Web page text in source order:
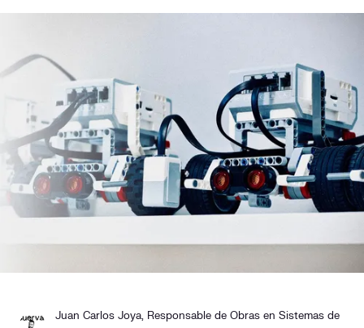
Contacto
Juan Carlos Joya, Responsable de Obras en Sistemas de